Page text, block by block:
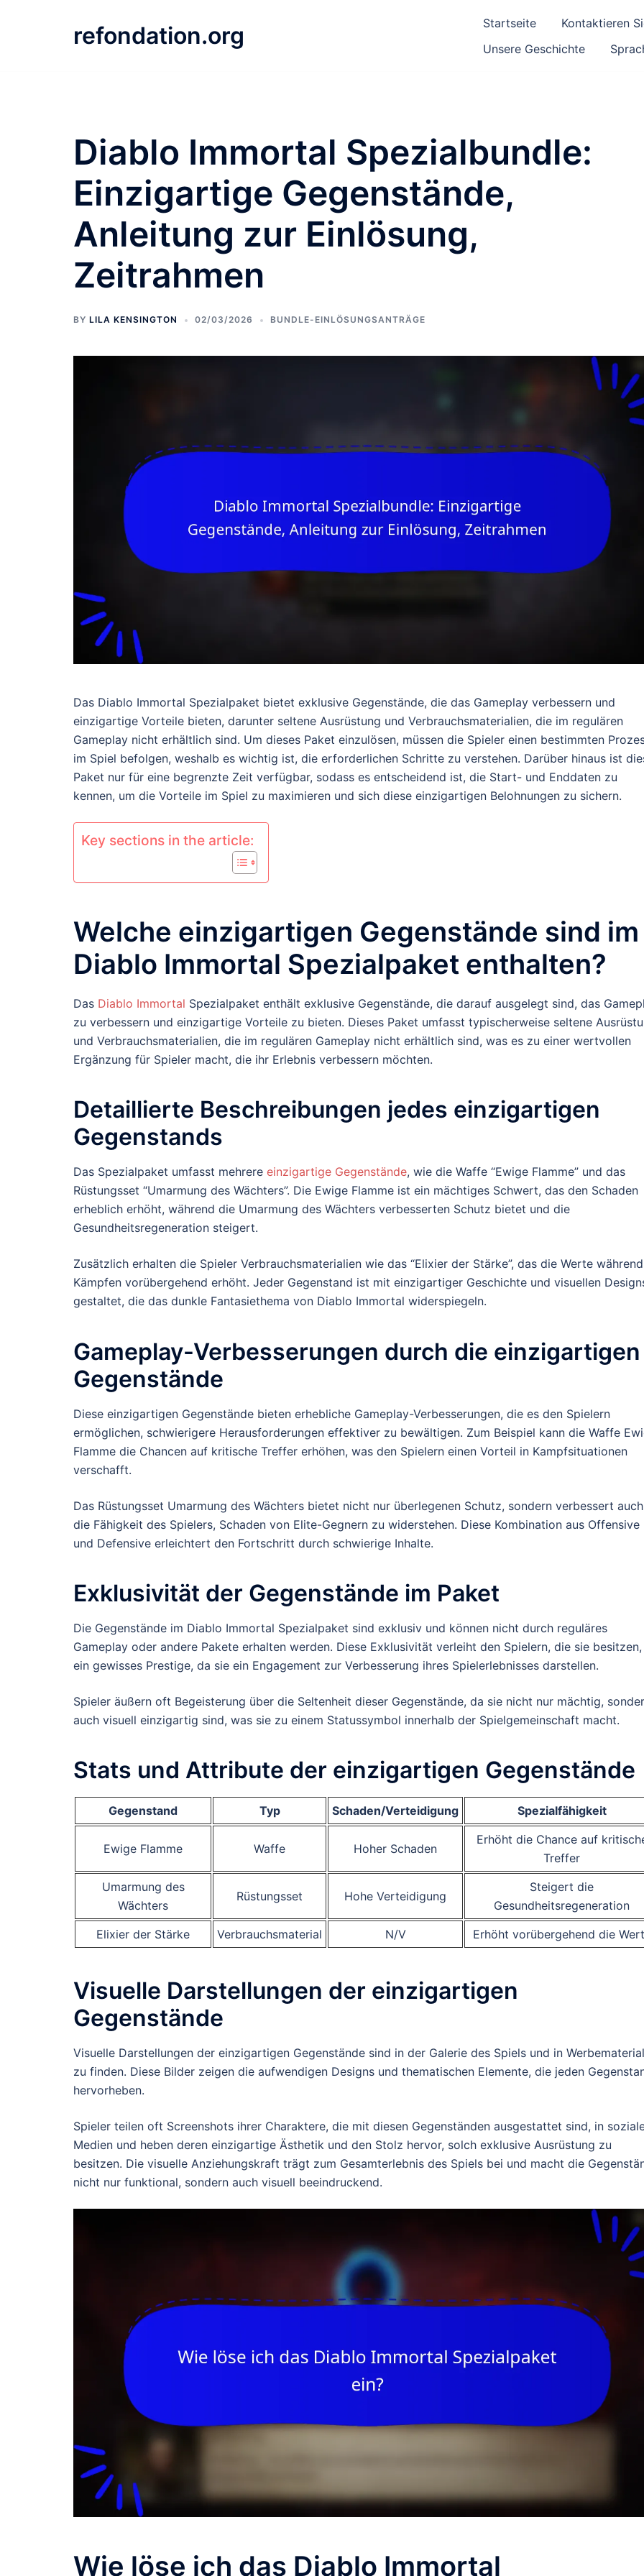
refondation.org Startseite
Kontaktieren
Unsere Geschichte
Diablo Immortal Spezialbundle:
Einzigartige Gegenstände,
Anleitung zur Einlösung,
Zeitrahmen
BY LILA KENSINGTON 02/03/2026 BUNDLE-EINLÖSUNGSANTRÄGE
Das Diablo Immortal Spezialpaket bietet exklusive Gegenstände, die das Gameplay verbessern und
einzigartige Vorteile bieten, darunter seltene Ausrüstung und Verbrauchsmaterialien, die im regulären
Gameplay nicht erhältlich sind. Um dieses Paket einzulösen, müssen die Spieler einen bestimmten
im Spiel befolgen, weshalb es wichtig ist, die erforderlichen Schritte zu verstehen. Darüber hinaus ist
Paket nur für eine begrenzte Zeit verfügbar, sodass es entscheidend ist, die Start- und Enddaten zu
kennen, um die Vorteile im Spiel zu maximieren und sich diese einzigartigen Belohnungen zu sichern.
Key sections in the article:
Welche einzigartigen Gegenstände sind im
Diablo Immortal Spezialpaket enthalten?
Das Diablo Immortal Spezialpaket enthält exklusive Gegenstände, die darauf ausgelegt sind, das
zu verbessern und einzigartige Vorteile zu bieten. Dieses Paket umfasst typischerweise seltene
und Verbrauchsmaterialien, die im regulären Gameplay nicht erhältlich sind, was es zu einer wertvollen
Ergänzung für Spieler macht, die ihr Erlebnis verbessern möchten.
Detaillierte Beschreibungen jedes einzigartigen
Gegenstands
Das Spezialpaket umfasst mehrere einzigartige Gegenstände, wie die Waffe “Ewige Flamme” und das
Rüstungsset “Umarmung des Wächters”. Die Ewige Flamme ist ein mächtiges Schwert, das den Schaden
erheblich erhöht, während die Umarmung des Wächters verbesserten Schutz bietet und die
Gesundheitsregeneration steigert.
Zusätzlich erhalten die Spieler Verbrauchsmaterialien wie das “Elixier der Stärke”, das die Werte während
Kämpfen vorübergehend erhöht. Jeder Gegenstand ist mit einzigartiger Geschichte und visuellen
gestaltet, die das dunkle Fantasiethema von Diablo Immortal widerspiegeln.
Gameplay-Verbesserungen durch die einzigartigen
Gegenstände
Diese einzigartigen Gegenstände bieten erhebliche Gameplay-Verbesserungen, die es den Spielern
ermöglichen, schwierigere Herausforderungen effektiver zu bewältigen. Zum Beispiel kann die Waffe
Flamme die Chancen auf kritische Treffer erhöhen, was den Spielern einen Vorteil in Kampfsituationen
verschafft.
Das Rüstungsset Umarmung des Wächters bietet nicht nur überlegenen Schutz, sondern verbessert auch
die Fähigkeit des Spielers, Schaden von Elite-Gegnern zu widerstehen. Diese Kombination aus Offensive
und Defensive erleichtert den Fortschritt durch schwierige Inhalte.
Exklusivität der Gegenstände im Paket
Die Gegenstände im Diablo Immortal Spezialpaket sind exklusiv und können nicht durch reguläres
Gameplay oder andere Pakete erhalten werden. Diese Exklusivität verleiht den Spielern, die sie besitzen,
ein gewisses Prestige, da sie ein Engagement zur Verbesserung ihres Spielerlebnisses darstellen.
Spieler äußern oft Begeisterung über die Seltenheit dieser Gegenstände, da sie nicht nur mächtig,
auch visuell einzigartig sind, was sie zu einem Statussymbol innerhalb der Spielgemeinschaft macht.
Stats und Attribute der einzigartigen Gegenstände
Gegenstand Typ Schaden/Verteidigung Spezialfähigkeit
Ewige Flamme Waffe Hoher Schaden
Erhöht die Chance auf
Treffer
Umarmung des
Wächters
Rüstungsset Hohe Verteidigung
Steigert die
Gesundheitsregeneration
Elixier der Stärke
Verbrauchsmaterial N/V Erhöht vorübergehend die
Visuelle Darstellungen der einzigartigen
Gegenstände
Visuelle Darstellungen der einzigartigen Gegenstände sind in der Galerie des Spiels und in
zu finden. Diese Bilder zeigen die aufwendigen Designs und thematischen Elemente, die jeden
hervorheben.
Spieler teilen oft Screenshots ihrer Charaktere, die mit diesen Gegenständen ausgestattet sind, in
Medien und heben deren einzigartige Ästhetik und den Stolz hervor, solch exklusive Ausrüstung zu
besitzen. Die visuelle Anziehungskraft trägt zum Gesamterlebnis des Spiels bei und macht die
nicht nur funktional, sondern auch visuell beeindruckend.
Wie löse ich das Diablo Immortal